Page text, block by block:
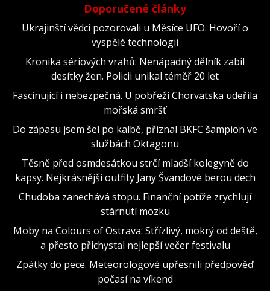
Doporučené články
Ukrajinští vědci pozorovali u Měsíce UFO. Hovoří o
vyspělé technologii
Kronika sériových vrahů: Nenápadný dělník zabil
desítky žen. Policii unikal téměř 20 let
Fascinující i nebezpečná. U pobřeží Chorvatska udeřila
mořská smršť
Do zápasu jsem šel po kalbě, přiznal BKFC šampion ve
službách Oktagonu
Těsně před osmdesátkou strčí mladší kolegyně do
kapsy. Nejkrásnější outfity Jany Švandové berou dech
Chudoba zanechává stopu. Finanční potíže zrychlují
stárnutí mozku
Moby na Colours of Ostrava: Střízlivý, mokrý od deště,
a přesto přichystal nejlepší večer festivalu
Zpátky do pece. Meteorologové upřesnili předpověď
počasí na víkend